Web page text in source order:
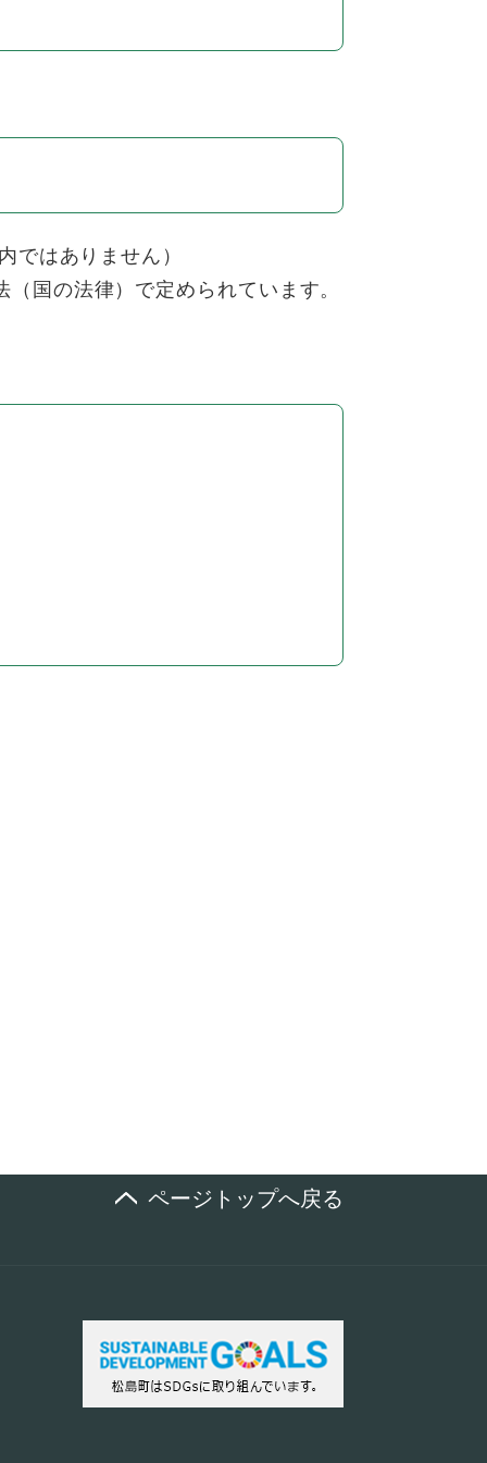
ではありません）
国の法律）で定められています。
ページトップへ戻る